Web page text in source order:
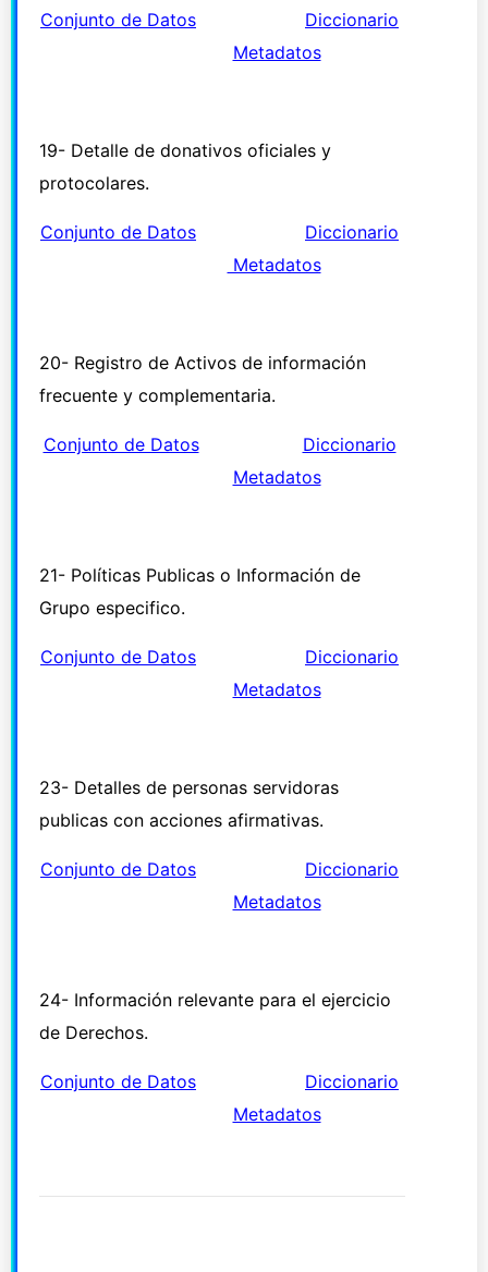
Conjunto de Datos
Diccionario
Metadatos
19- Detalle de donativos oficiales y
protocolares.
Conjunto de Datos
Diccionario
Metadatos
20- Registro de Activos de información
frecuente y complementaria.
Conjunto de Datos
Diccionario
Metadatos
21- Políticas Publicas o Información de
Grupo especifico.
Conjunto de Datos
Diccionario
Metadatos
23- Detalles de personas servidoras
publicas con acciones afirmativas.
Conjunto de Datos
Diccionario
Metadatos
24- Información relevante para el ejercicio
de Derechos.
Conjunto de Datos
Diccionario
Metadatos